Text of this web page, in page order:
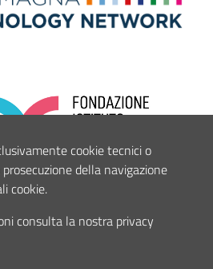
cookie tecnici o
della navigazione
cookie.
consulta la nostra privacy